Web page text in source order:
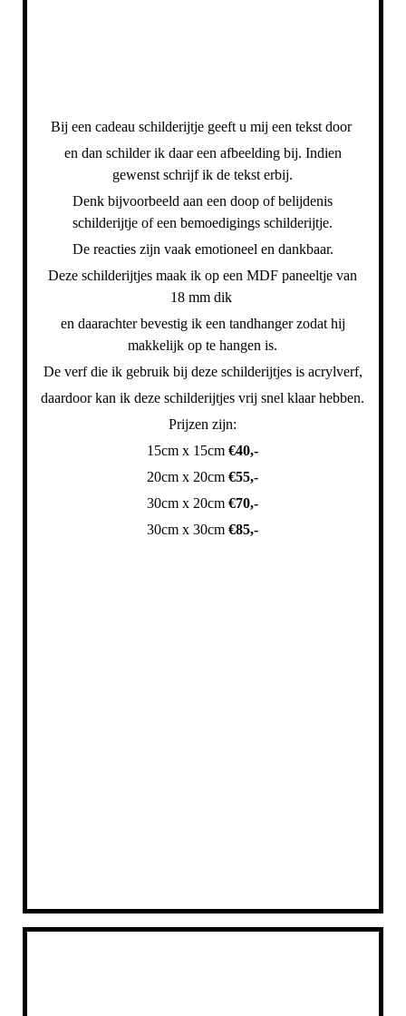
Bij een cadeau schilderijtje geeft u mij een tekst door
en dan schilder ik daar een afbeeldingbij. Indien
gewenst schrijf ik de tekst erbij.
Denk bijvoorbeeld aan een doop of belijdenis
schilderijtje of een bemoedigings schilderijtje.
De reacties zijn vaak emotioneel en dankbaar.
Deze schilderijtjes maak ik op een MDF paneeltje van
18 mm dik
en daarachter bevestig ik een tandhanger zodat hij
makkelijk op te hangen is.
De verf die ik gebruik bij deze schilderijtjes is acrylverf,
daardoor kan ik deze schilderijtjes vrij snel klaar hebben.
Prijzen zijn:
15cm x 15cm€40,-
20cm x 20cm€55,-
30cm x 20cm€70,-
30cm x 30cm€85,-